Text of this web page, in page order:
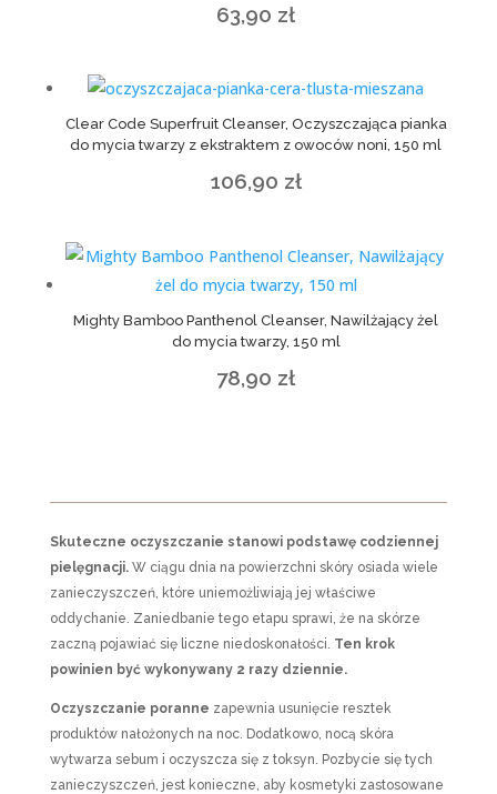
63,90 zł
Clear Code Superfruit Cleanser, Oczyszczająca pianka
do mycia twarzy z ekstraktem z owoców noni, 150 ml
106,90 zł
Mighty Bamboo Panthenol Cleanser, Nawilżający żel
do mycia twarzy, 150 ml
78,90 zł
Skuteczne oczyszczanie stanowi podstawę codziennej
pielęgnacji.W ciągu dnia na powierzchni skóry osiada wiele
zanieczyszczeń, które uniemożliwiają jej właściwe
oddychanie. Zaniedbanie tego etapu sprawi, że na skórze
zaczną pojawiać się liczne niedoskonałości. Ten krok
powinien być wykonywany 2 razy dziennie.
Oczyszczanie poranne zapewnia usunięcie resztek
produktów nałożonych na noc. Dodatkowo, nocą skóra
wytwarza sebum i oczyszcza się z toksyn. Pozbycie się tych
zanieczyszczeń, jest konieczne, aby kosmetyki zastosowane